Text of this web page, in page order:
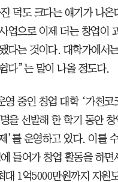
덕도 크다는 얘기가 나온
업으로 이제 더는 창업이
다는 것이다. 대학가에서
다”는 말이 나올 정도다.
영 중인 창업 대학 ‘가천코
을 선발해 한 학기 동안
’를 운영하고 있다. 이를
들어가 창업 활동을 하면
대 1억5000만원까지 지원